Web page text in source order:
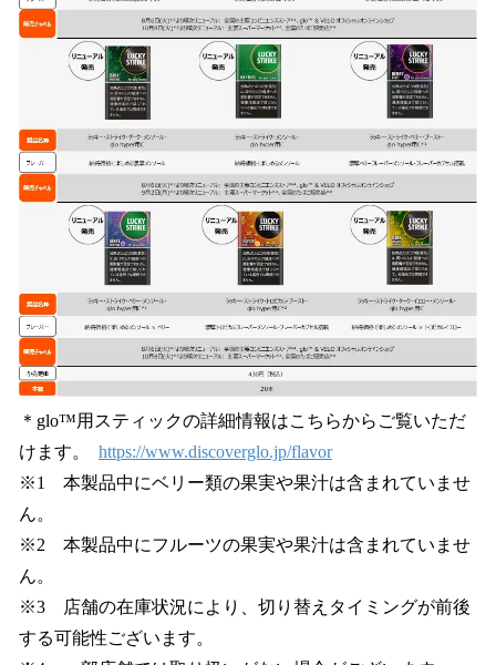
＊glo™用スティックの詳細情報はこちらからご覧いただ
けます。 https://www.discoverglo.jp/flavor
※1 本製品中にベリー類の果実や果汁は含まれていませ
ん。
※2 本製品中にフルーツの果実や果汁は含まれていませ
ん。
※3 店舗の在庫状況により、切り替えタイミングが前後
する可能性ございます。